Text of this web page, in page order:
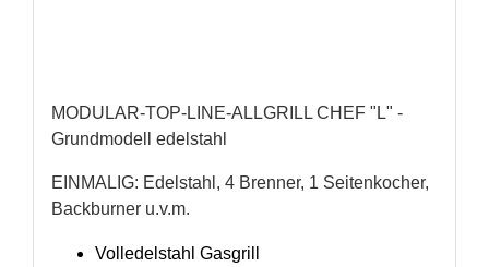
MODULAR-TOP-LINE-ALLGRILL CHEF "L" -
Grundmodell edelstahl
EINMALIG: Edelstahl, 4 Brenner, 1 Seitenkocher,
Backburner u.v.m.
Volledelstahl Gasgrill